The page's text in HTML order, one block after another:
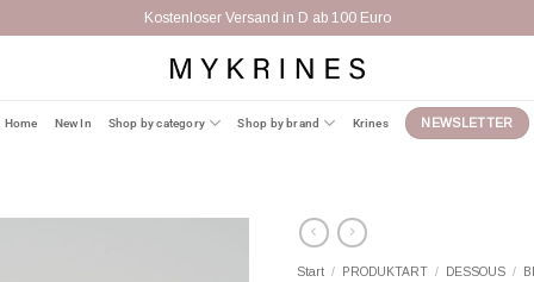
Kostenloser Versand in D ab 100 Euro
Home New In Shop by category Shop by brand Krines NEWSLETTER
Start / PRODUKTART / DESSOUS /